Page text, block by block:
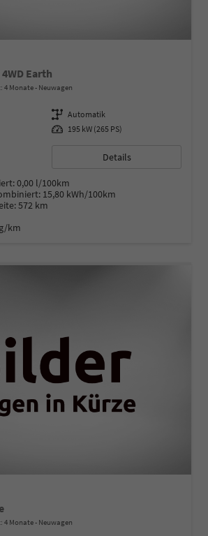
Earth
4 Monate Neuwagen
Getriebe Automatik
Leistung 195 kW (265 PS)
Details
0,00 l/100km
15,80 kWh/100km
572 km
km
4 Monate Neuwagen